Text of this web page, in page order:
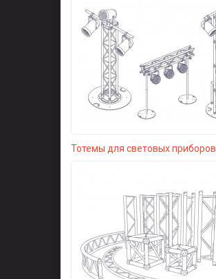
Тотемы для световых приборов